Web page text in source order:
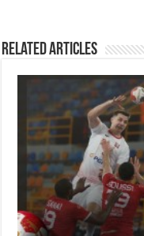
Related Articles